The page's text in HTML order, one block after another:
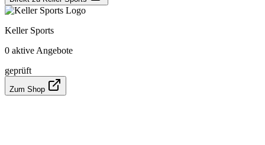
Keller Sports
0 aktive Angebote
geprüft
Zum Shop